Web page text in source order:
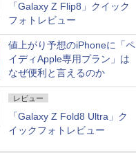
「Galaxy Z Flip8」クイック
フォトレビュー
値上がり予想のiPhoneに「ペ
イディApple専用プラン」は
なぜ便利と言えるのか
レビュー
「Galaxy Z Fold8 Ultra」ク
イックフォトレビュー